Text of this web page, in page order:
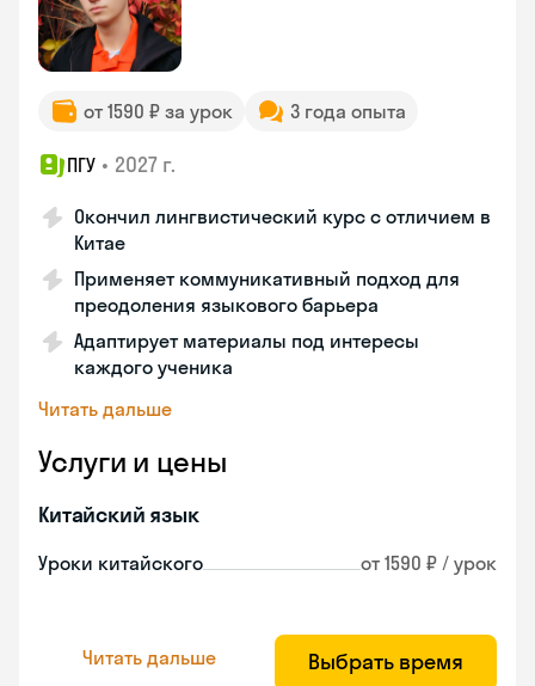
от 1590 ₽ за урок 3 года опыта
ПГУ • 2027 г.
Окончил лингвистический курс с отличием в
Китае
Применяет коммуникативный подход для
преодоления языкового барьера
Адаптирует материалы под интересы
каждого ученика
Читать дальше
Услуги и цены
Китайский язык
Уроки китайского от 1590 ₽ / урок
Читать дальше Выбрать время